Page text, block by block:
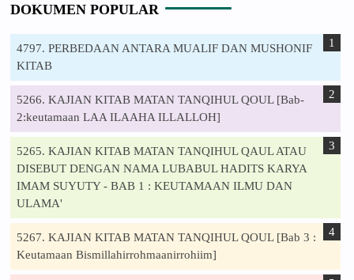
DOKUMEN POPULAR
4797. PERBEDAAN ANTARA MUALIF DAN MUSHONIF
KITAB
5266. KAJIAN KITAB MATAN TANQIHUL QOUL [Bab-
2:keutamaan LAA ILAAHA ILLALLOH]
5265. KAJIAN KITAB MATAN TANQIHUL QAUL ATAU
DISEBUT DENGAN NAMA LUBABUL HADITS KARYA
IMAM SUYUTY - BAB 1 : KEUTAMAAN ILMU DAN
ULAMA'
5267. KAJIAN KITAB MATAN TANQIHUL QOUL [Bab 3 :
Keutamaan Bismillahirrohmaanirrohiim]